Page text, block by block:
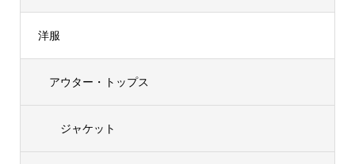
洋服
アウター・トップス
ジャケット